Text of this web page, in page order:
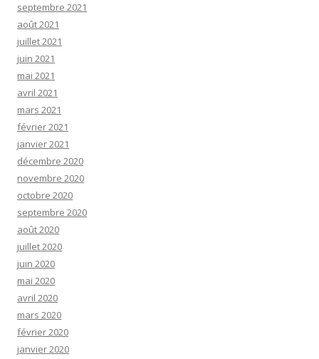
septembre 2021
août 2021
juillet 2021
juin 2021
mai 2021
avril 2021
mars 2021
février 2021
janvier 2021
décembre 2020
novembre 2020
octobre 2020
septembre 2020
août 2020
juillet 2020
juin 2020
mai 2020
avril 2020
mars 2020
février 2020
janvier 2020